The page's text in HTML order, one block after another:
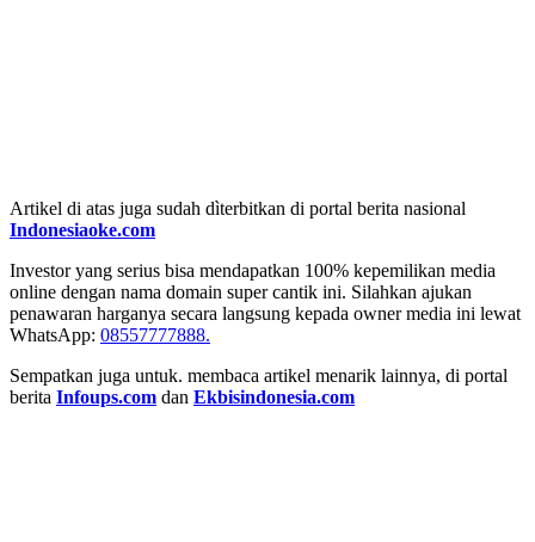
Artikel di atas juga sudah dìterbitkan di portal berita nasional
Indonesiaoke.com
Investor yang serius bisa mendapatkan 100% kepemilikan media
online dengan nama domain super cantik ini. Silahkan ajukan
penawaran harganya secara langsung kepada owner media ini lewat
WhatsApp: 08557777888.
Sempatkan juga untuk. membaca artikel menarik lainnya, di portal
berita Infoups.com dan Ekbisindonesia.com